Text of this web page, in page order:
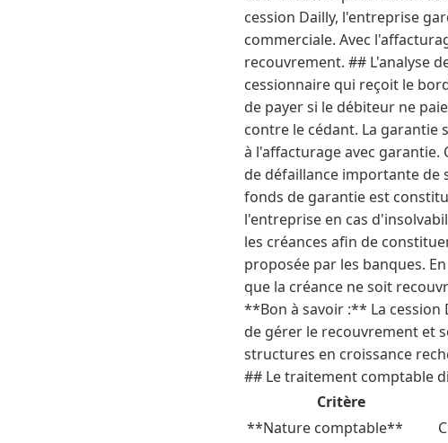
cession Dailly, l'entreprise
commerciale. Avec
recouvrement. ## L'analyse
cessionnaire qui reçoit le
de payer si le débiteur ne
contre le cédant. La
à l'affacturage avec
de défaillance importante de
fonds de garantie est
l'entreprise en cas
les créances afin de
proposée par les banques.
que la créance ne soit
**Bon à savoir :** La
de gérer le recouvrement et
structures en croissance
## Le traitement comptable
Critère
**Nature comptable**